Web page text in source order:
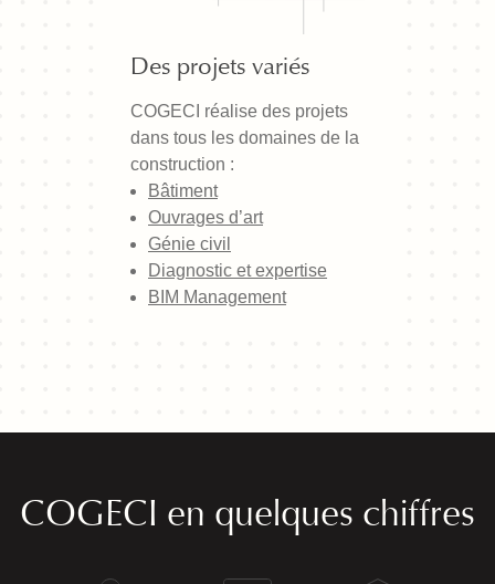
Des projets variés
COGECI réalise des projets
dans tous les domaines de la
construction :
Bâtiment
Ouvrages d’art
Génie civil
Diagnostic et expertise
BIM Management
COGECI en quelques chiffres